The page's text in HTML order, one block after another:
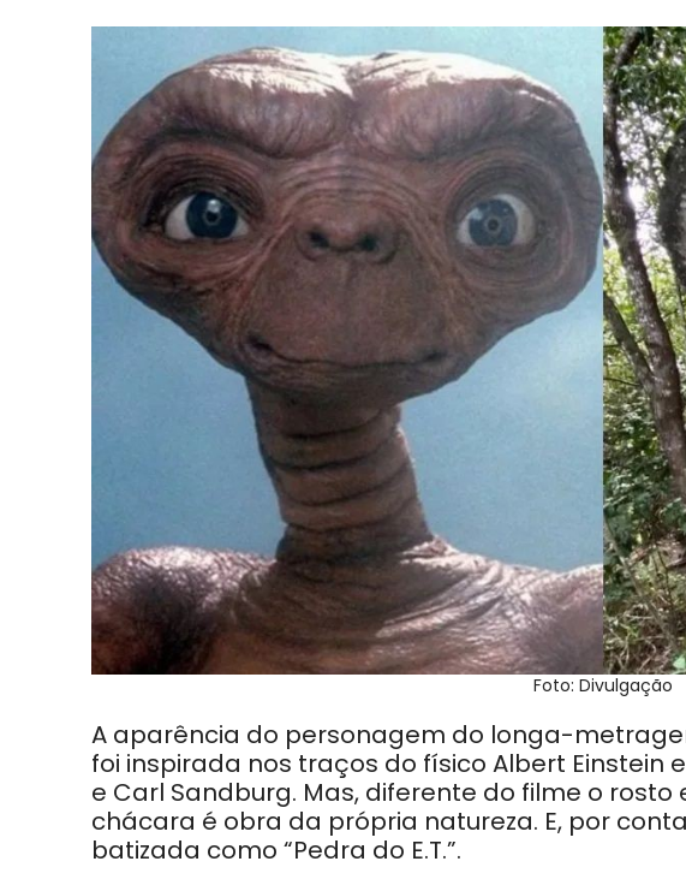
Foto: Divulgação
A aparência do personagem do longa-metragem
foi inspirada nos traços do físico Albert Einstein
e Carl Sandburg. Mas, diferente do filme o
chácara é obra da própria natureza. E, por
batizada como “Pedra do E.T.”.